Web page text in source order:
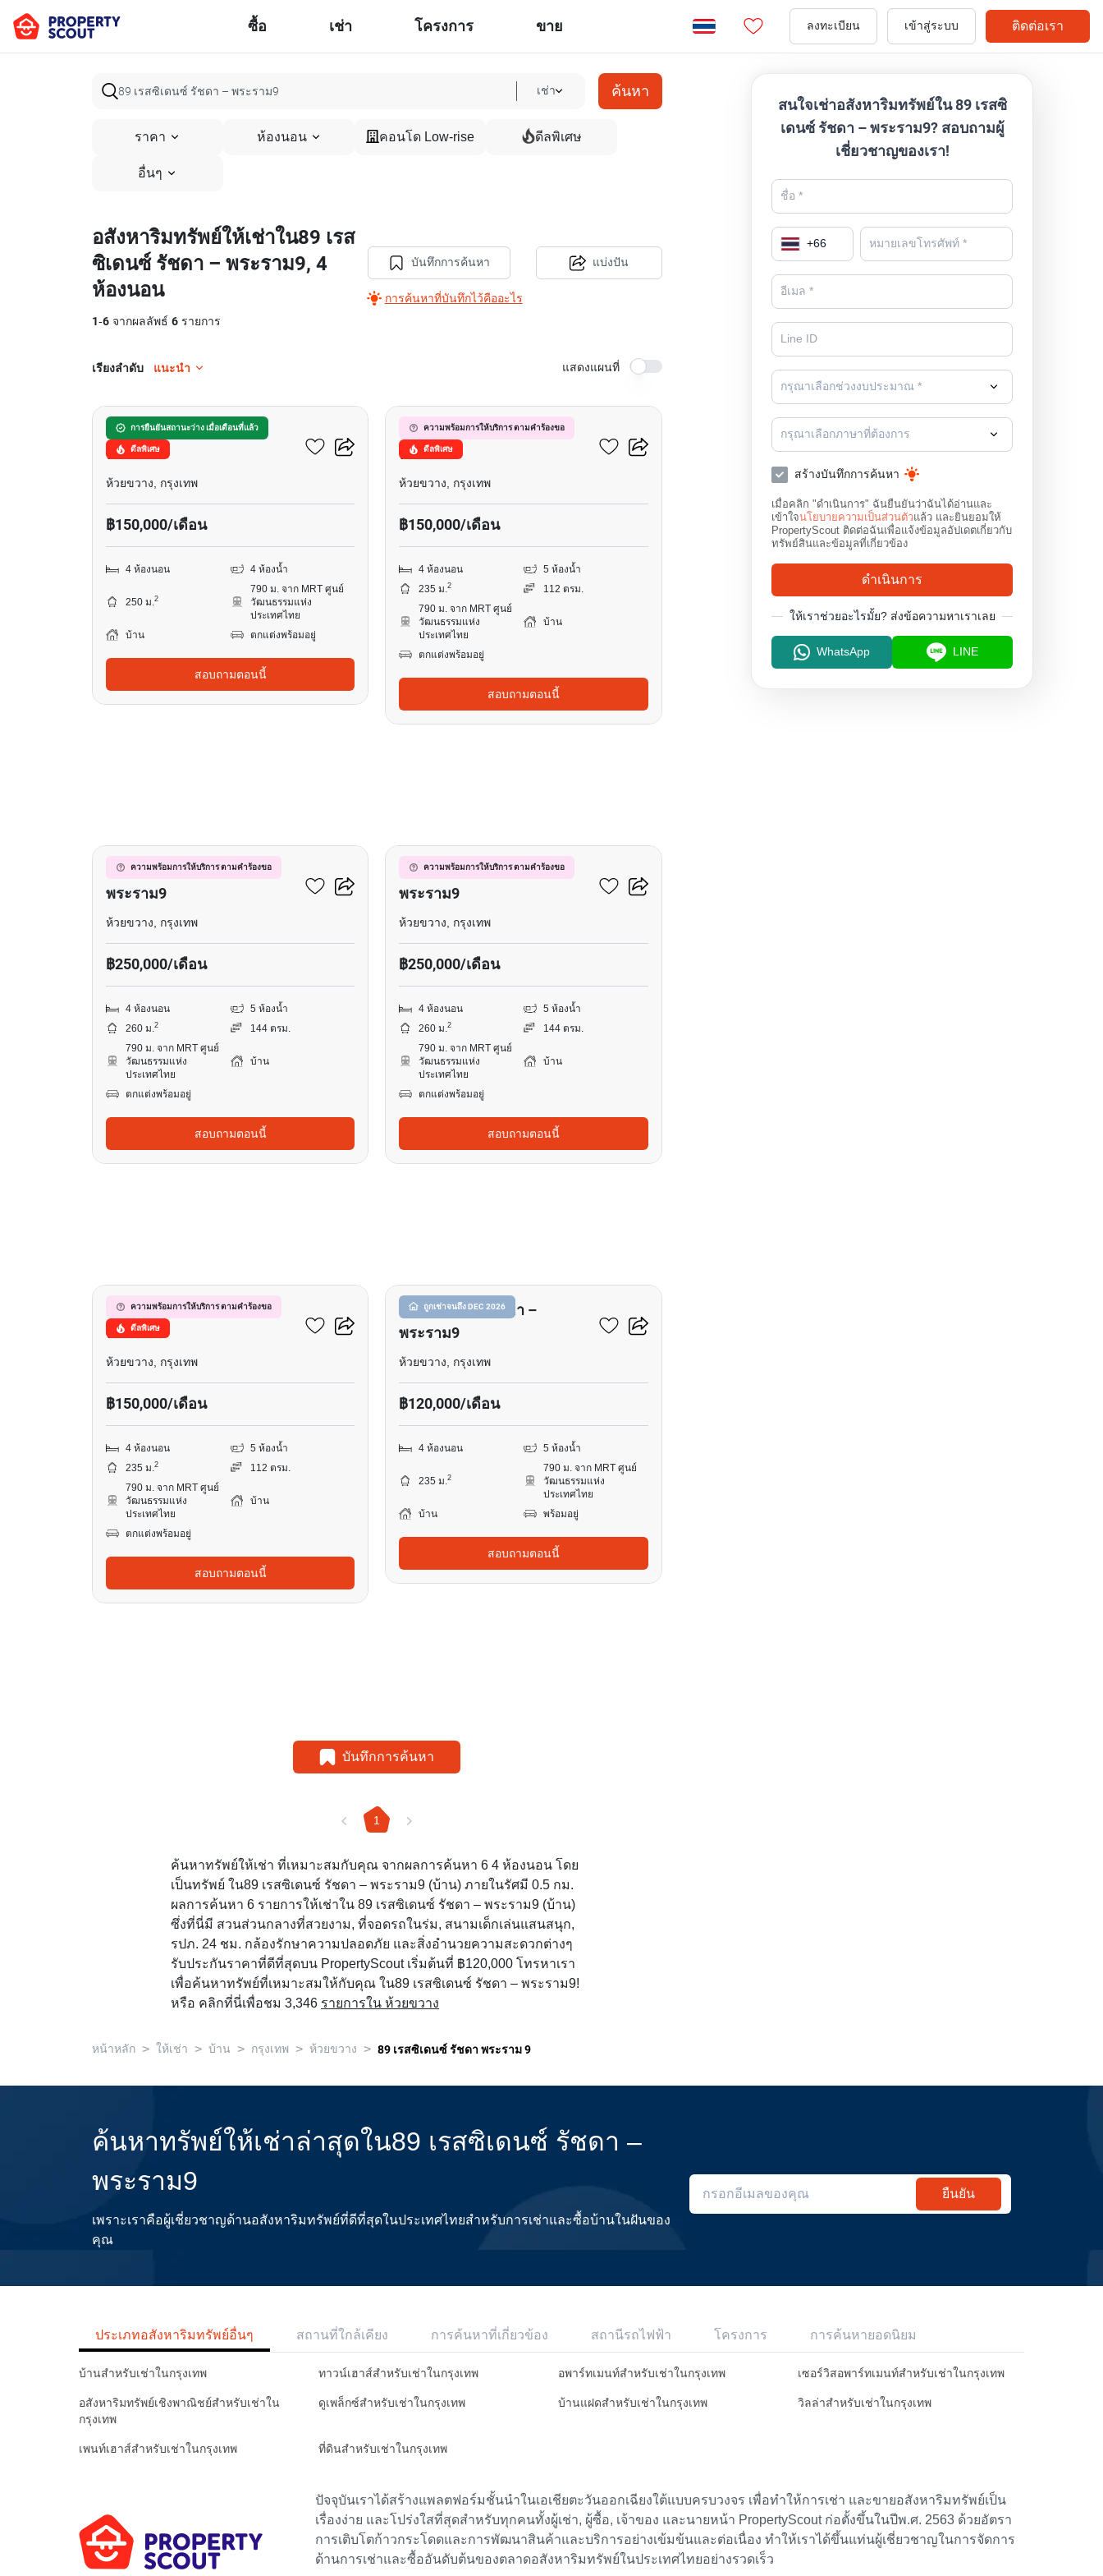
ซื้อ เช่า โครงการ ขาย ลงทะเบียน เข้าสู่ระบบ ติดต่อเรา
เช่า ค้นหา
ราคา ห้องนอน คอนโด Low-rise ดีลพิเศษ
อื่นๆ
อสังหาริมทรัพย์ให้เช่าใน89 เรส
ซิเดนซ์ รัชดา – พระราม9, 4
ห้องนอน
1-6 จากผลลัพธ์ 6 รายการ
บันทึกการค้นหา
การค้นหาที่บันทึกไว้คืออะไร
แบ่งปัน
เรียงลำดับ แนะนำ แสดงแผนที่
การยืนยันสถานะว่าง เมื่อเดือนที่แล้ว
ดีลพิเศษ
89 เรสซิเดนซ์ รัชดา –
พระราม9
ห้วยขวาง, กรุงเทพ
฿150,000/เดือน
4 ห้องนอน 4 ห้องน้ำ
250 ม.2
790 ม. จาก MRT ศูนย์
วัฒนธรรมแห่ง
ประเทศไทย
บ้าน
ตกแต่งพร้อมอยู่
สอบถามตอนนี้
ความพร้อมการให้บริการ ตามคำร้องขอ
ดีลพิเศษ
89 เรสซิเดนซ์ รัชดา –
พระราม9
ห้วยขวาง, กรุงเทพ
฿150,000/เดือน
4 ห้องนอน
5 ห้องน้ำ
235 ม.2
112 ตรม.
790 ม. จาก MRT ศูนย์
วัฒนธรรมแห่ง
ประเทศไทย
บ้าน
ตกแต่งพร้อมอยู่
สอบถามตอนนี้
ความพร้อมการให้บริการ ตามคำร้องขอ
89 เรสซิเดนซ์ รัชดา –
พระราม9
ห้วยขวาง, กรุงเทพ
฿250,000/เดือน
4 ห้องนอน
5 ห้องน้ำ
260 ม.2
144 ตรม.
790 ม. จาก MRT ศูนย์
วัฒนธรรมแห่ง
ประเทศไทย
บ้าน
ตกแต่งพร้อมอยู่
สอบถามตอนนี้
ความพร้อมการให้บริการ ตามคำร้องขอ
89 เรสซิเดนซ์ รัชดา –
พระราม9
ห้วยขวาง, กรุงเทพ
฿250,000/เดือน
4 ห้องนอน
5 ห้องน้ำ
260 ม.2
144 ตรม.
790 ม. จาก MRT ศูนย์
วัฒนธรรมแห่ง
ประเทศไทย
บ้าน
ตกแต่งพร้อมอยู่
สอบถามตอนนี้
ความพร้อมการให้บริการ ตามคำร้องขอ
ดีลพิเศษ
89 เรสซิเดนซ์ รัชดา –
พระราม9
ห้วยขวาง, กรุงเทพ
฿150,000/เดือน
4 ห้องนอน
5 ห้องน้ำ
235 ม.2
112 ตรม.
790 ม. จาก MRT ศูนย์
วัฒนธรรมแห่ง
ประเทศไทย
บ้าน
ตกแต่งพร้อมอยู่
สอบถามตอนนี้
ถูกเช่าจนถึง DEC 2026
89 เรสซิเดนซ์ รัชดา –
พระราม9
ห้วยขวาง, กรุงเทพ
฿120,000/เดือน
4 ห้องนอน 5 ห้องน้ำ
235 ม.2
790 ม. จาก MRT ศูนย์
วัฒนธรรมแห่ง
ประเทศไทย
บ้าน
พร้อมอยู่
สอบถามตอนนี้
บันทึกการค้นหา
1
ค้นหาทรัพย์ให้เช่า ที่เหมาะสมกับคุณ จากผลการค้นหา 6 4 ห้องนอน โดย
เป็นทรัพย์ ใน89 เรสซิเดนซ์ รัชดา – พระราม9 (บ้าน) ภายในรัศมี 0.5 กม.
ผลการค้นหา 6 รายการให้เช่าใน 89 เรสซิเดนซ์ รัชดา – พระราม9 (บ้าน)
ซึ่งที่นี่มี สวนส่วนกลางที่สวยงาม, ที่จอดรถในร่ม, สนามเด็กเล่นแสนสนุก,
รปภ. 24 ชม. กล้องรักษาความปลอดภัย และสิ่งอำนวยความสะดวกต่างๆ
รับประกันราคาที่ดีที่สุดบน PropertyScout เริ่มต้นที่ ฿120,000 โทรหาเรา
เพื่อค้นหาทรัพย์ที่เหมาะสมให้กับคุณ ใน89 เรสซิเดนซ์ รัชดา – พระราม9!
หรือ คลิกที่นี่เพื่อชม 3,346 รายการใน ห้วยขวาง
สนใจเช่าอสังหาริมทรัพย์ใน 89 เรสซิ
เดนซ์ รัชดา – พระราม9? สอบถามผู้
เชี่ยวชาญของเรา!
+66
กรุณาเลือกช่วงงบประมาณ *
กรุณาเลือกภาษาที่ต้องการ
สร้างบันทึกการค้นหา
เมื่อคลิก "ดำเนินการ" ฉันยืนยันว่าฉันได้อ่านและ
เข้าใจนโยบายความเป็นส่วนตัวแล้ว และยินยอมให้
PropertyScout ติดต่อฉันเพื่อแจ้งข้อมูลอัปเดตเกี่ยวกับ
ทรัพย์สินและข้อมูลที่เกี่ยวข้อง
ดำเนินการ
ให้เราช่วยอะไรมั้ย? ส่งข้อความหาเราเลย
WhatsApp LINE
หน้าหลัก > ให้เช่า > บ้าน > กรุงเทพ > ห้วยขวาง > 89 เรสซิเดนซ์ รัชดา พระราม 9
ค้นหาทรัพย์ให้เช่าล่าสุดใน89 เรสซิเดนซ์ รัชดา –
พระราม9
เพราะเราคือผู้เชี่ยวชาญด้านอสังหาริมทรัพย์ที่ดีที่สุดในประเทศไทยสำหรับการเช่าและซื้อบ้านในฝันของ
คุณ
ยืนยัน
ประเภทอสังหาริมทรัพย์อื่นๆ สถานที่ใกล้เคียง การค้นหาที่เกี่ยวข้อง สถานีรถไฟฟ้า โครงการ การค้นหายอดนิยม
บ้านสำหรับเช่าในกรุงเทพ ทาวน์เฮาส์สำหรับเช่าในกรุงเทพ อพาร์ทเมนท์สำหรับเช่าในกรุงเทพ เซอร์วิสอพาร์ทเมนท์สำหรับเช่าในกรุงเทพ
อสังหาริมทรัพย์เชิงพาณิชย์สำหรับเช่าใน
กรุงเทพ
ดูเพล็กซ์สำหรับเช่าในกรุงเทพ บ้านแฝดสำหรับเช่าในกรุงเทพ วิลล่าสำหรับเช่าในกรุงเทพ
เพนท์เฮาส์สำหรับเช่าในกรุงเทพ ที่ดินสำหรับเช่าในกรุงเทพ
ปัจจุบันเราได้สร้างแพลตฟอร์มชั้นนำในเอเชียตะวันออกเฉียงใต้แบบครบวงจร เพื่อทำให้การเช่า และขายอสังหาริมทรัพย์เป็น
เรื่องง่าย และโปร่งใสที่สุดสำหรับทุกคนทั้งผู้เช่า, ผู้ซื้อ, เจ้าของ และนายหน้า PropertyScout ก่อตั้งขึ้นในปีพ.ศ. 2563 ด้วยอัตรา
การเติบโตก้าวกระโดดและการพัฒนาสินค้าและบริการอย่างเข้มข้นและต่อเนื่อง ทำให้เราได้ขึ้นแท่นผู้เชี่ยวชาญในการจัดการ
ด้านการเช่าและซื้ออันดับต้นของตลาดอสังหาริมทรัพย์ในประเทศไทยอย่างรวดเร็ว